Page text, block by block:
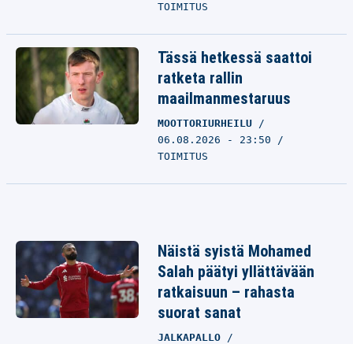
TOIMITUS
Tässä hetkessä saattoi
ratketa rallin
maailmanmestaruus
MOOTTORIURHEILU
06.08.2026 - 23:50
TOIMITUS
Näistä syistä Mohamed
Salah päätyi yllättävään
ratkaisuun – rahasta
suorat sanat
JALKAPALLO